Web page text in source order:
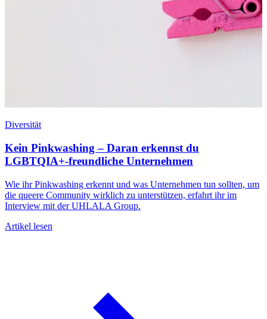
Diversität
Kein Pinkwashing – Daran erkennst du
LGBTQIA+-freundliche Unternehmen
Wie ihr Pinkwashing erkennt und was Unternehmen tun sollten, um
die queere Community wirklich zu unterstützen, erfahrt ihr im
Interview mit der UHLALA Group.
Artikel lesen